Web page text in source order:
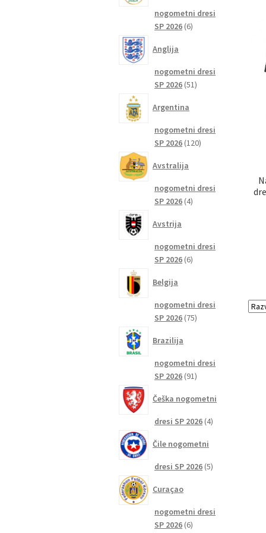
nogometni dresi
SP 2026 66
Anglija
nogometni dresi
SP 2026 5151
Argentina
nogometni dresi
SP 2026 120120
Avstralija
nogometni dresi
SP 2026 44
Avstrija
nogometni dresi
SP 2026 66
Belgija
nogometni dresi
SP 2026 7575
Brazilija
nogometni dresi
SP 2026 9191
Češka nogometni
dresi SP 2026 44
Čile nogometni
dresi SP 2026 55
Curaçao
nogometni dresi
SP 2026 66